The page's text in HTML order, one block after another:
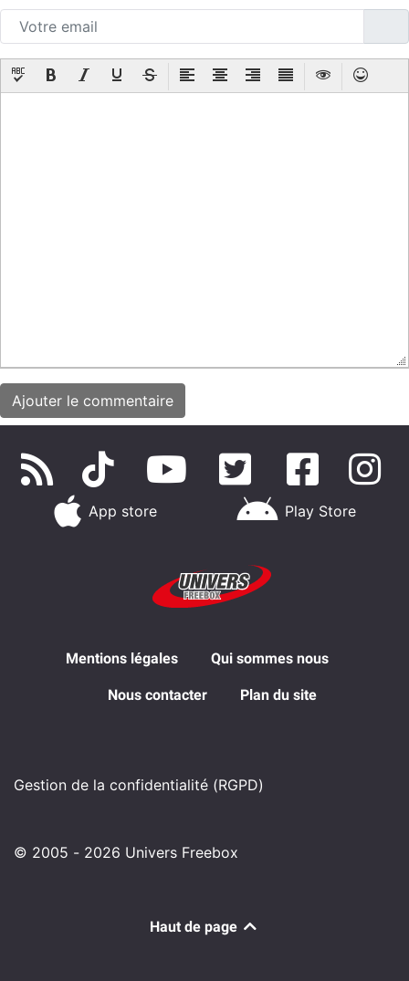
App store Play Store
Mentions légales Qui sommes nous
Nous contacter Plan du site
Gestion de la confidentialité (RGPD)
© 2005 - 2026 Univers Freebox
Haut de page